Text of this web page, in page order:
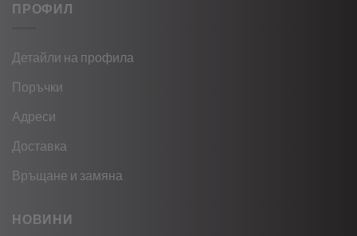
ПРОФИЛ
Детайли на профила
Поръчки
Адреси
Доставка
Връщане и замяна
НОВИНИ